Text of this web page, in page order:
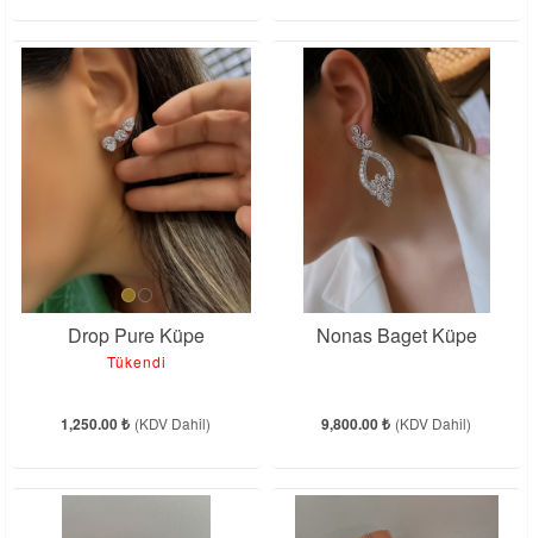
Drop Pure Küpe
1,250.00 ₺ (KDV Dahil)
Tükendi
Nonas Baget Küpe
9,800.00 ₺ (KDV Dahil)